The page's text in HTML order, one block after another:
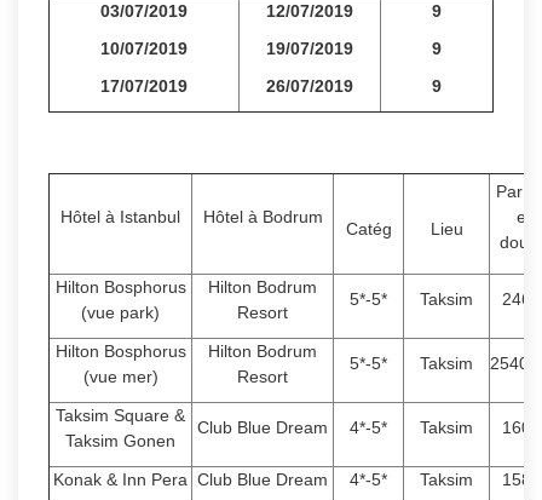
03/07/2019
10/07/2019
17/07/2019
12/07/2019
19/07/2019
26/07/2019
9
9
9
Hôtel à Istanbul Hôtel à Bodrum
Catég Lieu
Par
en
Hilton Bosphorus
(vue park)
Hilton Bodrum
Resort
5*-5* Taksim
Hilton Bosphorus
(vue mer)
Hilton Bodrum
Resort
5*-5* Taksim 25400
Taksim Square &
Taksim Gonen
Club Blue Dream 4*-5* Taksim
Konak & Inn Pera Club Blue Dream 4*-5* Taksim